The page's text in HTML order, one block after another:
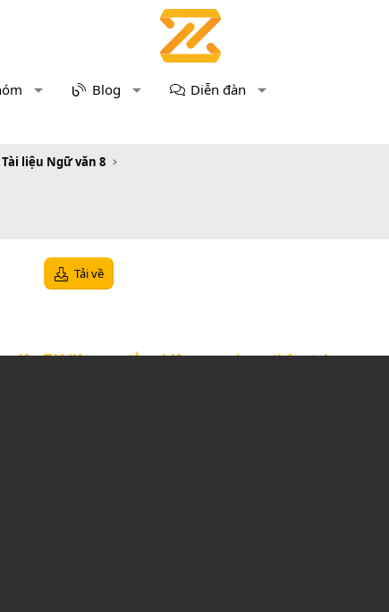
Blog Diễn đàn
Tài liệu Ngữ văn 8
Tải về